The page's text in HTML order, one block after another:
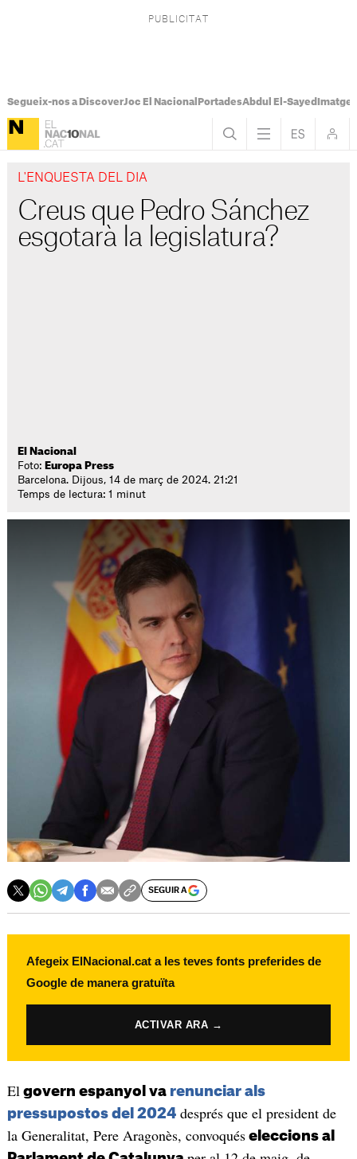
Segueix-nos a DiscoverJoc El Nacional PortadesAbdul El-Sayed
L'ENQUESTA DEL DIA
Creus que Pedro Sánchez
esgotarà la legislatura?
El Nacional
Foto: Europa Press
Barcelona. Dijous, 14 de març de 2024. 21:21
Temps de lectura: 1 minut
SEGUIR A
Afegeix ElNacional.cat a les teves fonts preferides de
Google de manera gratuïta
ACTIVAR ARA →
El govern espanyol varenunciar als
pressupostos del 2024després que el president de
la Generalitat, Pere Aragonès, convoquéseleccions al